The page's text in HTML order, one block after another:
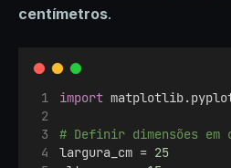
centímetros.
import
# Definir dimensões em
largura_cm = 25